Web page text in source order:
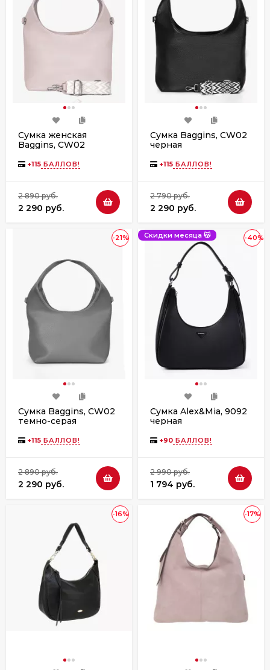
Сумка женская
Baggins, CW02
+115 БАЛЛОВ!
2 890 руб.
2 290 руб.
Сумка Baggins, CW02
черная
+115 БАЛЛОВ!
2 790 руб.
2 290 руб.
-21%
Сумка Baggins, CW02
темно-серая
+115 БАЛЛОВ!
2 890 руб.
2 290 руб.
-40%
Скидки месяца 😽
Сумка Alex&Mia, 9092
черная
+90 БАЛЛОВ!
2 990 руб.
1 794 руб.
-16% -17%